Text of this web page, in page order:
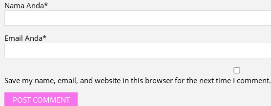
Nama Anda*
Email Anda*
Save my name, email, and website in this browser for the next time I comment.